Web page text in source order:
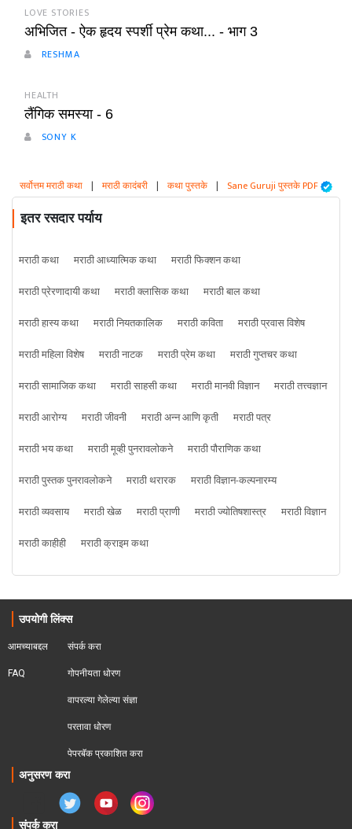
LOVE STORIES
अभिजित - ऐक हृदय स्पर्शी प्रेम कथा... - भाग 3
RESHMA
HEALTH
लैंगिक समस्या - 6
SONY K
सर्वोत्तम मराठी कथा | मराठी कादंबरी | कथा पुस्तके | Sane Guruji पुस्तके PDF
इतर रसदार पर्याय
मराठी कथा मराठी आध्यात्मिक कथा
मराठी फिक्शन कथा
मराठी प्रेरणादायी कथा
मराठी क्लासिक कथा
मराठी बाल कथा
मराठी हास्य कथा
मराठी नियतकालिक मराठी कविता
मराठी प्रवास विशेष
मराठी महिला विशेष
मराठी नाटक मराठी प्रेम कथा
मराठी गुप्तचर कथा
मराठी सामाजिक कथा
मराठी साहसी कथा मराठी मानवी विज्ञान
मराठी तत्त्वज्ञान
मराठी आरोग्य
मराठी जीवनी मराठी अन्न आणि कृती
मराठी पत्र
मराठी भय कथा
मराठी मूव्ही पुनरावलोकने
मराठी पौराणिक कथा
मराठी पुस्तक पुनरावलोकने
मराठी थरारक
मराठी विज्ञान-कल्पनारम्य
मराठी व्यवसाय
मराठी खेळ मराठी प्राणी मराठी ज्योतिषशास्त्र
मराठी विज्ञान
मराठी काहीही
मराठी क्राइम कथा
उपयोगी लिंक्स
आमच्याबद्दल
FAQ
संपर्क करा
गोपनीयता धोरण
वापरल्या गेलेल्या संज्ञा
परतावा धोरण
पेपरबॅक प्रकाशित करा
अनुसरण करा
संपर्क करा